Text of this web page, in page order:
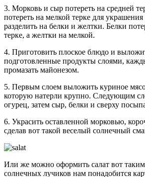
3. Морковь и сыр потереть на средней
потереть на мелкой терке для
разделить на белки и желтки. Белки
терке, а желтки на мелкой.
4. Приготовить плоское блюдо и
подготовленные продукты слоями,
промазать майонезом.
5. Первым слоем выложить куриное
которую натерли крупно. Следующим
огурец, затем сыр, белки и сверху
6. Украсить оставленной морковью,
сделав вот такой веселый солнечный
Или же можно оформить салат вот
солнечных лучиков нам понадобится